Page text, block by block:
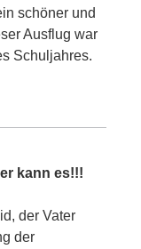
schöner und
Ausflug war
Schuljahres.
kann es!!!
der Vater
der